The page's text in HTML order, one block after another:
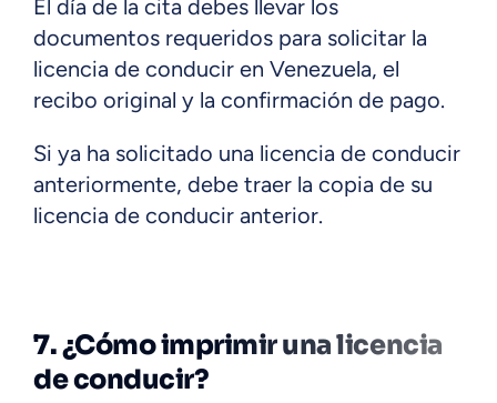
El día de la cita debes llevar los
documentos requeridos para solicitar la
licencia de conducir en Venezuela, el
recibo original y la confirmación de pago.
Si ya ha solicitado una licencia de conducir
anteriormente, debe traer la copia de su
licencia de conducir anterior.
7. ¿Cómo imprimir una licencia
de conducir?